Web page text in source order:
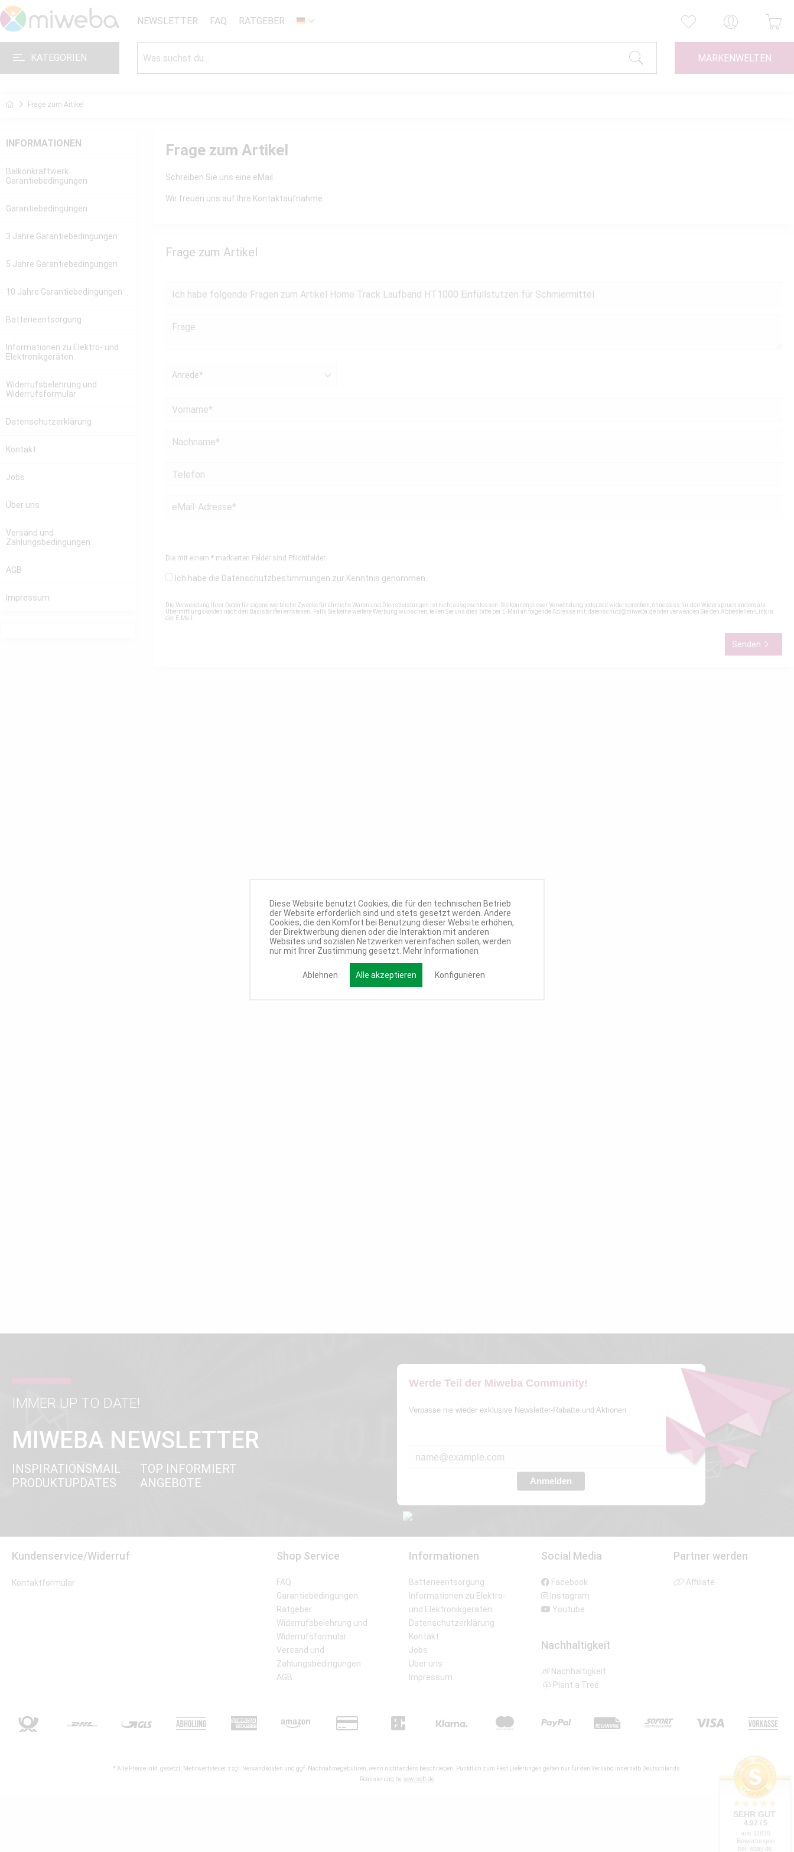
NEWSLETTER FAQ RATGEBER DE
KATEGORIEN MARKENWELTEN
Frage zum Artikel
INFORMATIONEN
Balkonkraftwerk
Garantiebedingungen
Garantiebedingungen
3 Jahre Garantiebedingungen
5 Jahre Garantiebedingungen
10 Jahre Garantiebedingungen
Batterieentsorgung
Informationen zu Elektro- und
Elektronikgeräten
Widerrufsbelehrung und
Widerrufsformular
Datenschutzerklärung
Kontakt
Jobs
Über uns
Versand und
Zahlungsbedingungen
AGB
Impressum
Frage zum Artikel
Schreiben Sie uns eine eMail.
Wir freuen uns auf Ihre Kontaktaufnahme.
Frage zum Artikel
Die mit einem * markierten Felder sind Pflichtfelder.
Ich habe die Datenschutzbestimmungen zur Kenntnis genommen.
Die Verwendung Ihrer Daten für eigene werbliche Zwecke für ähnliche Waren und Dienstleistungen ist nicht ausgeschlossen. Sie können dieser Verwendung jederzeit widersprechen, ohne dass für den Widerspruch andere als
Übermittlungskosten nach den Basistarifen entstehen. Falls Sie keine weitere Werbung wünschen, teilen Sie uns dies bitte per E-Mail an folgende Adresse mit: datenschutz@miweba.deoder verwenden Sie den Abbestellen-Link in
der E-Mail.
Senden
IMMER UP TO DATE!
MIWEBA NEWSLETTER
INSPIRATIONSMAIL
PRODUKTUPDATES
TOP INFORMIERT
ANGEBOTE
Werde Teil der Miweba Community!
Verpasse nie wieder exklusive Newsletter-Rabatte und Aktionen
Anmelden
Kundenservice/Widerruf
Kontaktformular
Shop Service
FAQ
Garantiebedingungen
Ratgeber
Widerrufsbelehrung und
Widerrufsformular
Versand und
Zahlungsbedingungen
AGB
Informationen
Batterieentsorgung
Informationen zu Elektro-
und Elektronikgeräten
Datenschutzerklärung
Kontakt
Jobs
Über uns
Impressum
Social Media
Facebook
Instagram
Youtube
Nachhaltigkeit
Nachhaltigkeit
Plant a Tree
Partner werden
Affiliate
* Alle Preise inkl. gesetzl. Mehrwertsteuer zzgl. Versandkosten und ggf. Nachnahmegebühren, wenn nicht anders beschrieben. Pünktlich zum Fest Lieferungen gelten nur für den Versand innerhalb Deutschlands.
Realisierung by sewisoft.de
Diese Website benutzt Cookies, die für den technischen Betrieb
der Website erforderlich sind und stets gesetzt werden. Andere
Cookies, die den Komfort bei Benutzung dieser Website erhöhen,
der Direktwerbung dienen oder die Interaktion mit anderen
Websites und sozialen Netzwerken vereinfachen sollen, werden
nur mit Ihrer Zustimmung gesetzt. Mehr Informationen
Ablehnen Alle akzeptieren Konfigurieren
SEHR GUT
4.92 / 5
aus 11816
Bewertungen
bei: ebay.de,